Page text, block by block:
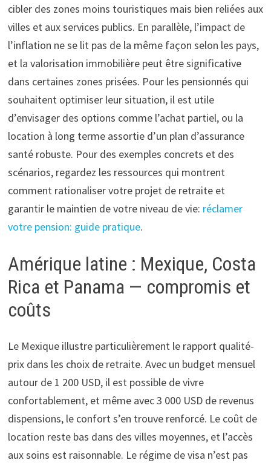
cibler des zones moins touristiques mais bien reliées aux
villes et aux services publics. En parallèle, l’impact de
l’inflation ne se lit pas de la même façon selon les pays,
et la valorisation immobilière peut être significative
dans certaines zones prisées. Pour les pensionnés qui
souhaitent optimiser leur situation, il est utile
d’envisager des options comme l’achat partiel, ou la
location à long terme assortie d’un plan d’assurance
santé robuste. Pour des exemples concrets et des
scénarios, regardez les ressources qui montrent
comment rationaliser votre projet de retraite et
garantir le maintien de votre niveau de vie: réclamer
votre pension: guide pratique.
Amérique latine : Mexique, Costa
Rica et Panama — compromis et
coûts
Le Mexique illustre particulièrement le rapport qualité-
prix dans les choix de retraite. Avec un budget mensuel
autour de 1 200 USD, il est possible de vivre
confortablement, et même avec 3 000 USD de revenus
dispensions, le confort s’en trouve renforcé. Le coût de
location reste bas dans des villes moyennes, et l’accès
aux soins est raisonnable. Le régime de visa n’est pas